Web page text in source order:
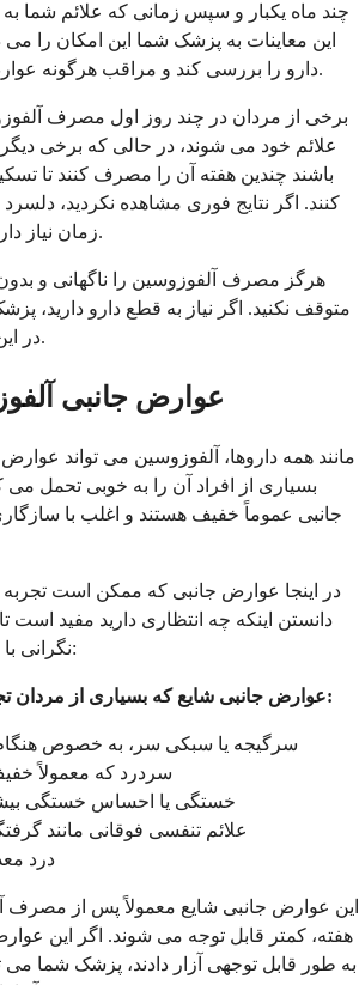
چند ماه یکبار و سپس زمانی که علائم شما
این معاینات به پزشک شما این امکان را می
دارو را بررسی کند و مراقب هرگونه عوارض جانبی احتمالی باشد.
برخی از مردان در چند روز اول مصرف
علائم خود می شوند، در حالی که برخی
باشند چندین هفته آن را مصرف کنند تا
کنند. اگر نتایج فوری مشاهده نکردید،
زمان نیاز دارد تا با دارو سازگار شود.
هرگز مصرف آلفوزوسین را ناگهانی و
متوقف نکنید. اگر نیاز به قطع دارو دارید،
در این روند راهنمایی می کند.
عوارض جانبی
مانند همه داروها، آلفوزوسین می تواند عوارض
بسیاری از افراد آن را به خوبی تحمل
جانبی عموماً خفیف هستند و اغلب با
در اینجا عوارض جانبی که ممکن است
دانستن اینکه چه انتظاری دارید مفید است
نگرانی با پزشک خود صحبت کنید:
عوارض جانبی شایع که بسیاری از مردان تجربه می کنند عبارتند از:
سرگیجه یا سبکی سر، به خصوص
سردرد که معمولاً
خستگی یا احساس خستگی
علائم تنفسی فوقانی مانند
درد
این عوارض جانبی شایع معمولاً پس از مصرف
هفته، کمتر قابل توجه می شوند. اگر این عوارض
به طور قابل توجهی آزار دادند، پزشک شما می